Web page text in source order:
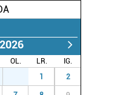
OL. LR.
IG.
1 2